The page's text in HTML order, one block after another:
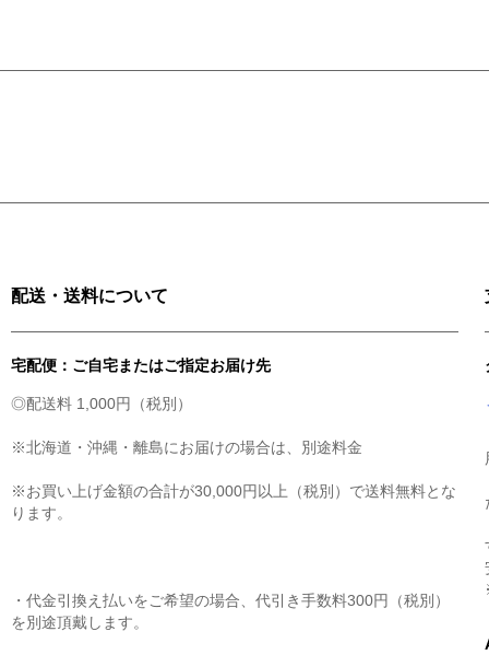
配送・送料について
宅配便：ご自宅またはご指定お届け先
◎配送料 1,000円（税別）
※北海道・沖縄・離島にお届けの場合は、別途料金
※お買い上げ金額の合計が30,000円以上（税別）で送料無料とな
ります。
・代金引換え払いをご希望の場合、代引き手数料300円（税別）
を別途頂戴します。